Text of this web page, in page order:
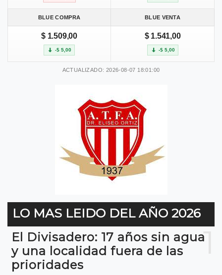
BLUE COMPRA BLUE VENTA
$ 1.509,00
-$ 5,00
$ 1.541,00
-$ 5,00
ACTUALIZADO: 2026-08-07 18:01:00
LO MAS LEIDO DEL AÑO 2026
1
El Divisadero: 17 años sin agua
y una localidad fuera de las
prioridades